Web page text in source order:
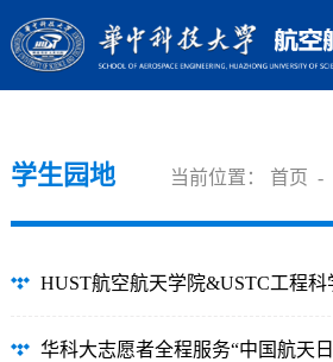
学生园地 当前位置： 首页 -